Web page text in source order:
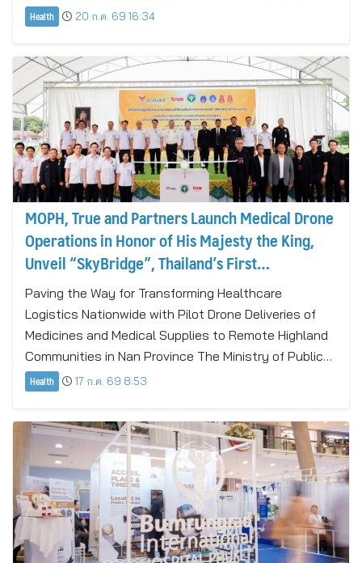
Health 20 ก.ค. 69 16:34
MOPH, True and Partners Launch Medical Drone
Operations in Honor of His Majesty the King,
Unveil “SkyBridge”, Thailand’s First
Autonomous Air Logistics Platform
Paving the Way for Transforming Healthcare
Logistics Nationwide with Pilot Drone Deliveries of
Medicines and Medical Supplies to Remote Highland
Communities in Nan Province The Ministry of Public…
Health 17 ก.ค. 69 8:53